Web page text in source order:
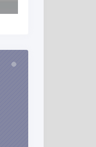
Loading...